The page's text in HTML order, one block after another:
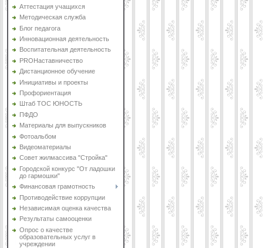
Аттестация учащихся
Методическая служба
Блог педагога
Инновационная деятельность
Воспитательная деятельность
PROНаставничество
Дистанционное обучение
Инициативы и проекты
Профориентация
Штаб ТОС ЮНОСТЬ
ПФДО
Материалы для выпускников
Фотоальбом
Видеоматериалы
Совет жилмассива "Стройка"
Городской конкурс "От ладошки
до гармошки"
Финансовая грамотность
Противодействие коррупции
Независимая оценка качества
Результаты самооценки
Опрос о качестве
образовательных услуг в
учреждении